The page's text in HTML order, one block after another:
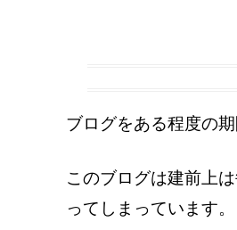
ブログをある程度の
このブログは建前上
ってしまっています。